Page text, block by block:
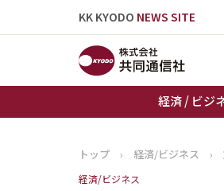
KK KYODO NEWS SITE
経済 / ビジ
トップペー
トップ › 経済/ビジネス ›
経済/ビジネス